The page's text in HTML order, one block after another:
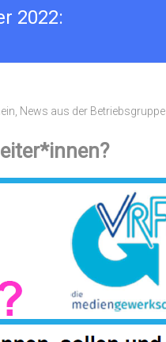
2022:
News aus der Betriebsgruppe